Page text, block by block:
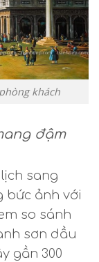
khách
đậm
sang
bức ảnh với
so sánh
sơn dầu
gần 300